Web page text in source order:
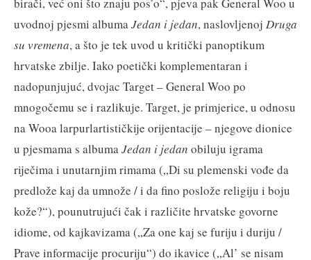
uvodnoj pjesmi albumaJedan i jedan, naslovljenoj Druga
su vremena, a što je tek uvod u kritički panoptikum
hrvatske zbilje. Iako poetički komplementaran i
nadopunjujuć, dvojac Target – General Woo po
mnogočemu se i razlikuje. Target, je primjerice, u odnosu
na Wooa larpurlartističkije orijentacije – njegove dionice
u pjesmama s albumaJedan i jedan obiluju igrama
riječima i unutarnjim rimama („Di su plemenski vođe da
predlože kaj da umnože / i da fino poslože religiju i boju
kože?“), pounutrujući čak i različite hrvatske govorne
idiome, od kajkavizama („Za one kaj se furiju i duriju /
Prave informacije procuriju“) do ikavice („Al’ se nisam